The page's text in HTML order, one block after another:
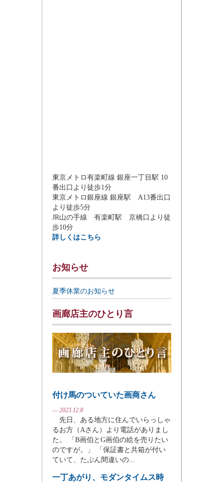
東京メトロ有楽町線 銀座一丁目駅 10
番出口より徒歩1分
東京メトロ銀座線 銀座駅 A13番出口
より徒歩5分
JR山の手線 有楽町駅 京橋口より徒
歩10分
詳しくはこちら
お知らせ
夏季休業のお知らせ
画廊店主のひとり言
付け馬のついていた画商さん
— 2023.12.8
先日、ある地方に住んでいらっしゃ
るお方（Aさん）より電話がありまし
た。 「B画伯とG画伯の絵を売りたい
のですが。」 「保証書と共箱が付い
ていて、たぶん間違いの...
一丁あがり、モダンタイムス時